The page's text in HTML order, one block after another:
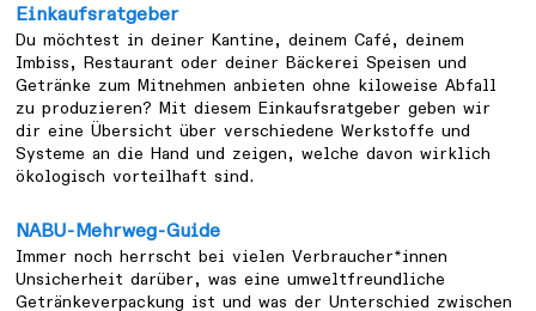
Einkaufsratgeber
Du möchtest in deiner Kantine, deinem Café, deinem
Imbiss, Restaurant oder deiner Bäckerei Speisen und
Getränke zum Mitnehmen anbieten ohne kiloweise Abfall
zu produzieren? Mit diesem Einkaufsratgeber geben wir
dir eine Übersicht über verschiedene Werkstoffe und
Systeme an die Hand und zeigen, welche davon wirklich
ökologisch vorteilhaft sind.
NABU-Mehrweg-Guide
Immer noch herrscht bei vielen Verbraucher*innen
Unsicherheit darüber, was eine umweltfreundliche
Getränkeverpackung ist und was der Unterschied zwischen